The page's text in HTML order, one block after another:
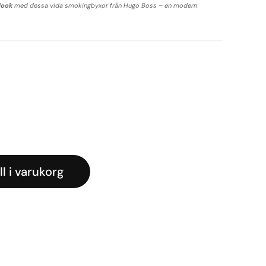
med dessa vida smokingbyxor från Hugo Boss – en modern
i varukorg